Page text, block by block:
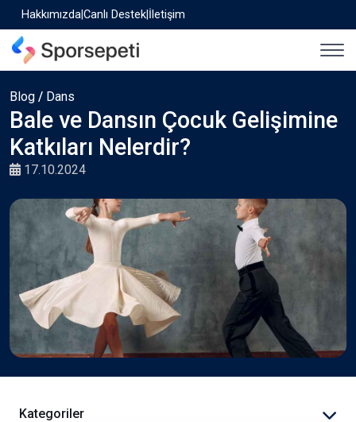
HakkımızdaCanlı Destek İletişim
Blog / Dans
Bale ve Dansın Çocuk Gelişimine
Katkıları Nelerdir?
17.10.2024
Kategoriler